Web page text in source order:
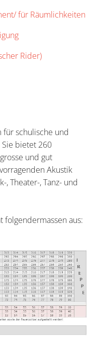
für Räumlichkeiten
Rider)
für schulische und
Sie bietet 260
und gut
Akustik
, Theater-, Tanz- und
folgendermassen aus: